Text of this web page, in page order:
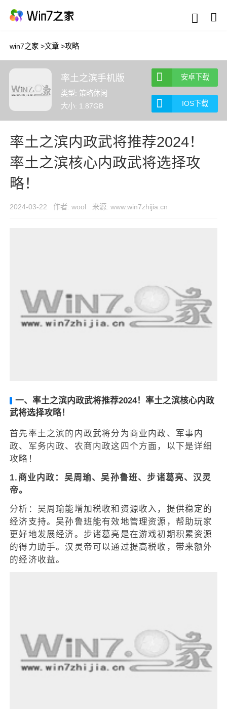
win7之家 >文章 >攻略
率土之滨手机版
类型: 策略休闲
大小: 1.87GB
安卓下载
IOS下载
率土之滨内政武将推荐2024！
率土之滨核心内政武将选择攻
略！
2024-03-22 作者: wool 来源: www.win7zhijia.cn
一、率土之滨内政武将推荐2024！率土之滨核心内政
武将选择攻略！
首先率土之滨的内政武将分为商业内政、军事内
政、军务内政、农商内政这四个方面，以下是详细
攻略！
1.商业内政：吴周瑜、吴孙鲁班、步诸葛亮、汉灵
帝。
分析：吴周瑜能增加税收和资源收入，提供稳定的
经济支持。吴孙鲁班能有效地管理资源，帮助玩家
更好地发展经济。步诸葛亮是在游戏初期积累资源
的得力助手。汉灵帝可以通过提高税收，带来额外
的经济收益。